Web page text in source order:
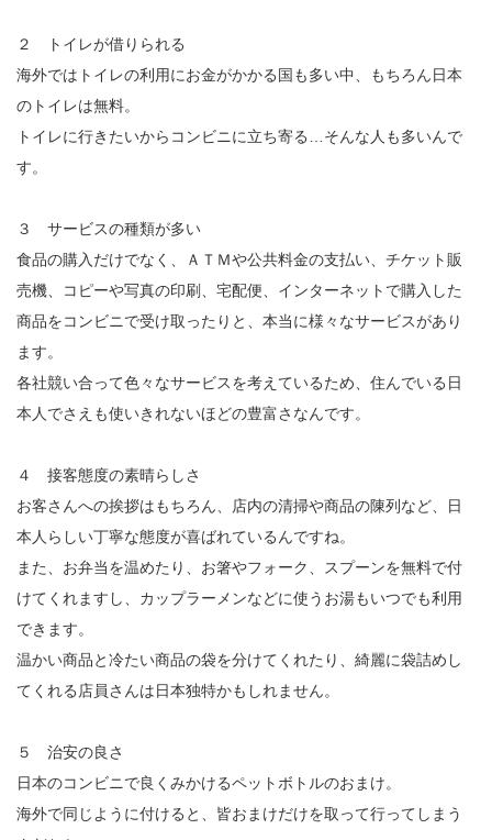
２ トイレが借りられる
海外ではトイレの利用にお金がかかる国も多い中、もちろん日本
のトイレは無料。
トイレに行きたいからコンビニに立ち寄る…そんな人も多いんで
す。
３ サービスの種類が多い
食品の購入だけでなく、ＡＴＭや公共料金の支払い、チケット販
売機、コピーや写真の印刷、宅配便、インターネットで購入した
商品をコンビニで受け取ったりと、本当に様々なサービスがあり
ます。
各社競い合って色々なサービスを考えているため、住んでいる日
本人でさえも使いきれないほどの豊富さなんです。
４ 接客態度の素晴らしさ
お客さんへの挨拶はもちろん、店内の清掃や商品の陳列など、日
本人らしい丁寧な態度が喜ばれているんですね。
また、お弁当を温めたり、お箸やフォーク、スプーンを無料で付
けてくれますし、カップラーメンなどに使うお湯もいつでも利用
できます。
温かい商品と冷たい商品の袋を分けてくれたり、綺麗に袋詰めし
てくれる店員さんは日本独特かもしれません。
５ 治安の良さ
日本のコンビニで良くみかけるペットボトルのおまけ。
海外で同じように付けると、皆おまけだけを取って行ってしまう